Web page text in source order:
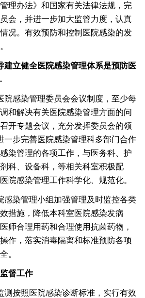
理办法》和国家有关法律法规，完
会，并进一步加大监管力度，认真
况。有效预防和控制医院感染的发
建立健全医院感染管理体系是预防医
感染管理委员会会议制度，至少每
和解决有关医院感染管理方面的问
开专题会议，充分发挥委员会的领
一步完善医院感染管理科多部门合作
染管理的各项工作，与医务科、护
科、设备科，等相关科室积极配
院感染管理工作科学化、规范化。
染管理小组加强管理及时监控各类
措施，降低本科室医院感染发病
师合理用药和合理使用抗菌药物，
作，落实消毒隔离和标准预防各项
。
督工作
按照医院感染诊断标准，实行有效